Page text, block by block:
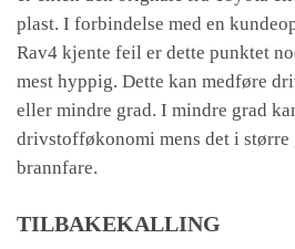
plast. I forbindelse med en
Rav4 kjente feil er dette punktet
mest hyppig. Dette kan medføre
eller mindre grad. I mindre grad
drivstofføkonomi mens det i større
brannfare.
TILBAKEKALLING